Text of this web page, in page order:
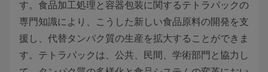
す。食品加工処理と容器包装に関するテトラパックの
専門知識により、こうした新しい食品原料の開発を支
援し、代替タンパク質の生産を拡大することができま
す。テトラパックは、公共、民間、学術部門と協力し